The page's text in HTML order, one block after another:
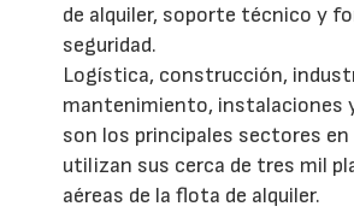
de alquiler, soporte técnico y
seguridad.
Logística, construcción,
mantenimiento, instalaciones
son los principales sectores en
utilizan sus cerca de tres mil
aéreas de la flota de alquiler.